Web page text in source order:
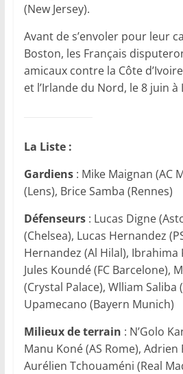
(New Jersey).
Avant de s’envoler pour leur
Boston, les Français
amicaux contre la Côte
et l’Irlande du Nord, le 8 juin à
La Liste :
Gardiens : Mike Maignan (AC
(Lens), Brice Samba (Rennes)
Défenseurs : Lucas Digne
(Chelsea), Lucas Hernandez
Hernandez (Al Hilal), Ibrahima
Jules Koundé (FC Barcelone),
(Crystal Palace), Wlliam Saliba
Upamecano (Bayern Munich)
Milieux de terrain : N’Golo
Manu Koné (AS Rome), Adrien
Aurélien Tchouaméni (Real